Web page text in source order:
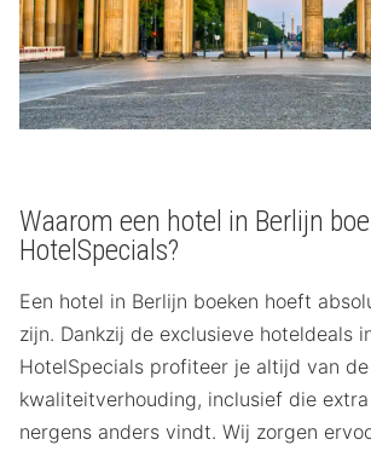
Waarom een hotel in Berlijn
HotelSpecials?
Een hotel in Berlijn boeken hoeft
zijn. Dankzij de exclusieve hoteldeals
HotelSpecials profiteer je altijd van
kwaliteitverhouding, inclusief die
nergens anders vindt. Wij zorgen